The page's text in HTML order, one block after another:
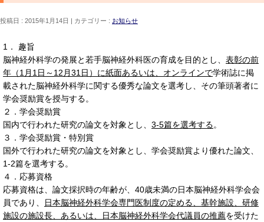
投稿日 : 2015年1月14日 カテゴリー : お知らせ
1． 趣旨
脳神経外科学の発展と若手脳神経外科医の育成を目的とし、 表彰の前
年（1月1日～12月31日）に紙面あるいは、オンラインで学術誌に掲
載された脳神経外科学に関する優秀な論文を選考し、その筆頭著者に
学会奨励賞を授与する。
２．学会奨励賞
国内で行われた研究の論文を対象とし、 3-5篇を選考する。
３．学会奨励賞・特別賞
国外で行われた研究の論文を対象とし、学会奨励賞より優れた論文、
1-2篇を選考する。
４．応募資格
応募資格は、論文採択時の年齢が、40歳未満の日本脳神経外科学会会
員であり、
日本脳神経外科学会専門医制度の定める、基幹施設、研修
施設の施設長、あるいは、日本脳神経外科学会代議員の推薦を受けた